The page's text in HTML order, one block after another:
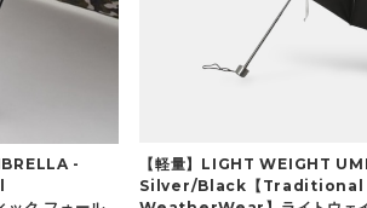
-
【軽量】LIGHT WEIGHT
Silver/Black【Traditional